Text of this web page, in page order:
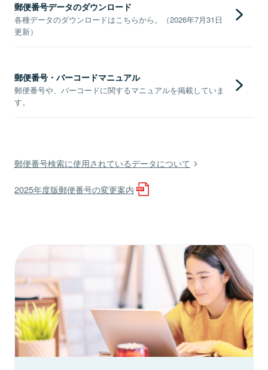
郵便番号データのダウンロード
各種データのダウンロードはこちらから。（2026年7月31日
更新）
郵便番号・バーコードマニュアル
郵便番号や、バーコードに関するマニュアルを掲載していま
す。
郵便番号検索に使用されているデータについて
2025年度版郵便番号の変更案内